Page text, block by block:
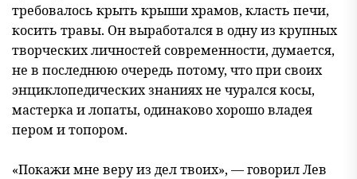
требовалось крыть крыши храмов, класть печи,
косить травы. Он выработался в одну из крупных
творческих личностей современности, думается,
не в последнюю очередь потому, что при своих
энциклопедических знаниях не чурался косы,
мастерка и лопаты, одинаково хорошо владея
пером и топором.
«Покажи мне веру из дел твоих», — говорил Лев